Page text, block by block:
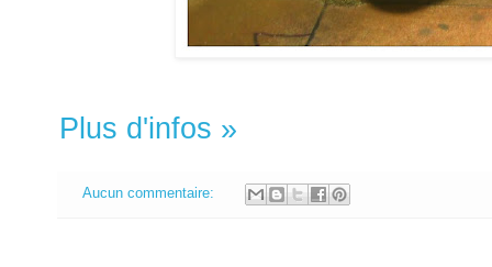
Plus d'infos »
Aucun commentaire: